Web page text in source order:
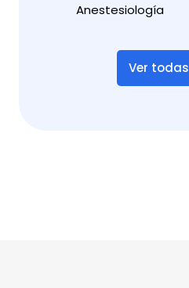
Anestesiología
Ver todas